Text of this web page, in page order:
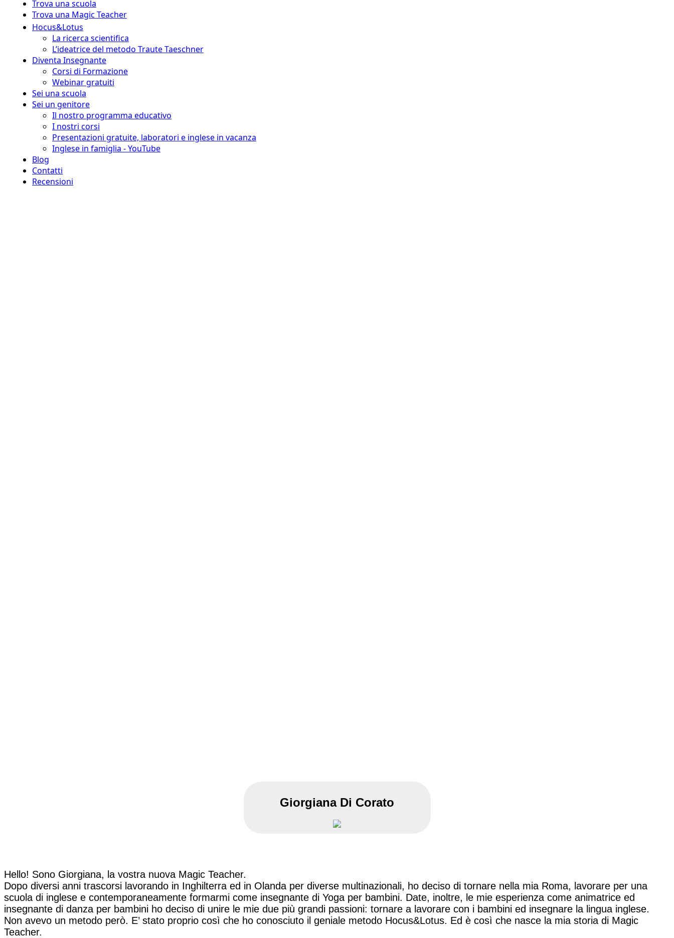
Trova una scuola
Trova una Magic Teacher
Hocus&Lotus
La ricerca scientifica
L’ideatrice del metodo Traute Taeschner
Diventa Insegnante
Corsi di Formazione
Webinar gratuiti
Sei una scuola
Sei un genitore
Il nostro programma educativo
I nostri corsi
Presentazioni gratuite, laboratori e inglese in vacanza
Inglese in famiglia - YouTube
Blog
Contatti
Recensioni
Giorgiana Di Corato
Hello! Sono Giorgiana, la vostra nuova Magic Teacher.
Dopo diversi anni trascorsi lavorando in Inghilterra ed in Olanda per diverse multinazionali, ho deciso di tornare nella mia Roma, lavorare per una
scuola di inglese e contemporaneamente formarmi come insegnante di Yoga per bambini. Date, inoltre, le mie esperienza come animatrice ed
insegnante di danza per bambini ho deciso di unire le mie due più grandi passioni: tornare a lavorare con i bambini ed insegnare la lingua inglese.
Non avevo un metodo però. E’ stato proprio così che ho conosciuto il geniale metodo Hocus&Lotus. Ed è così che nasce la mia storia di Magic
Teacher.